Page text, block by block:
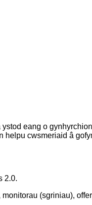
eang o
cwsmeriaid â
2.0.
(sgriniau),